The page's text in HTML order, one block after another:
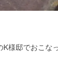
様邸でおこな